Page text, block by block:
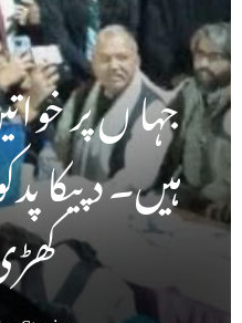
جہا ں پر
ہیں۔ دپیکا